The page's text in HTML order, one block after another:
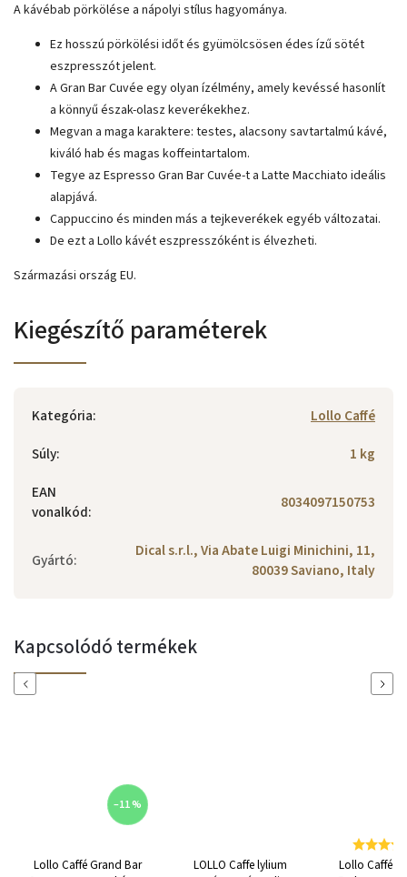
A kávébab pörkölése a nápolyi stílus hagyománya.
Ez hosszú pörkölési időt és gyümölcsösen édes ízű sötét
eszpresszót jelent.
A Gran Bar Cuvée egy olyan ízélmény, amely kevéssé hasonlít
a könnyű észak-olasz keverékekhez.
Megvan a maga karaktere: testes, alacsony savtartalmú kávé,
kiváló hab és magas koffeintartalom.
Tegye az Espresso Gran Bar Cuvée-t a Latte Macchiato ideális
alapjává.
Cappuccino és minden más a tejkeverékek egyéb változatai.
De ezt a Lollo kávét eszpresszóként is élvezheti.
Származási ország EU.
Kiegészítő paraméterek
Kategória:
Lollo Caffé
Súly:
1 kg
EAN
vonalkód: 8034097150753
Gyártó:
Dical s.r.l., Via Abate Luigi Minichini, 11,
80039 Saviano, Italy
Kapcsolódó termékek
Previous
–11 %
Lollo Caffé Grand Bar
LOLLO Caffe lylium
Lollo Caffé
Next